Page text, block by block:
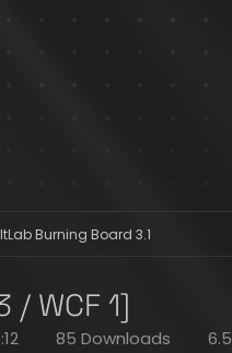
Burning Board 3.1
WCF 1]
85 Downloads